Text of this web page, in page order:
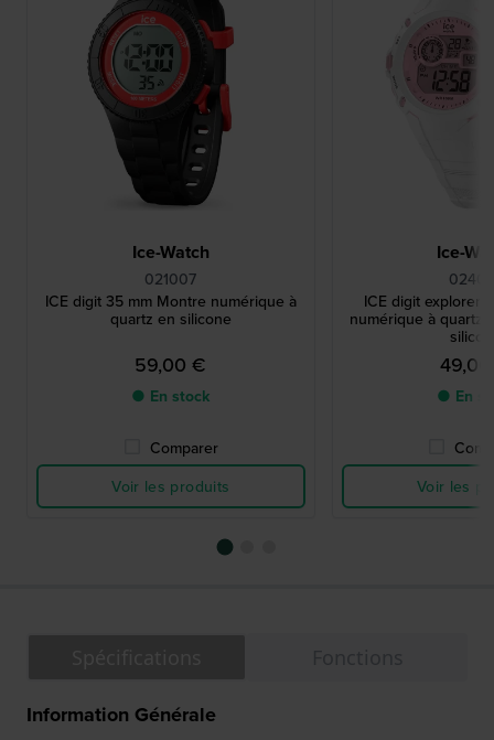
Ice-Watch
021007
ICE digit 35 mm Montre numérique à
quartz en silicone
59,00 €
● En stock
Comparer
Voir les produits
Ice-
ICE digit explorer
numérique à quartz
● En
Voir les
Information Générale